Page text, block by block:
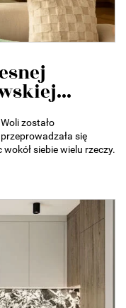
zostało
się
siebie wielu rzeczy.